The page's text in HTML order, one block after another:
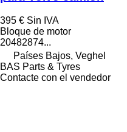
395 € Sin IVA
Bloque de motor
20482874...
Países Bajos, Veghel
BAS Parts & Tyres
Contacte con el vendedor